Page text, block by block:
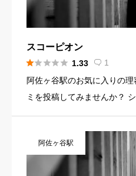
スコーピオン
 1.33  1
阿佐ヶ谷駅のお気に入りの
ミを投稿してみませんか？
報・イメージ写真・メニュ
ンクなど機能を […]
阿佐ヶ谷駅